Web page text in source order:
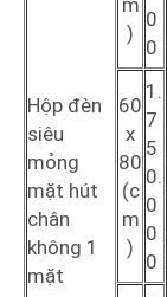
Hộp đèn
siêu
mỏng
mặt hút
chân
không 1
mặt
m
)
0
0
60
x
80
(c
m
)
1.
7
5
0.
0
0
0